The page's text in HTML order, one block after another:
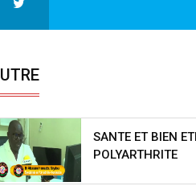
SANTE ET BIEN
POLYARTHRITE